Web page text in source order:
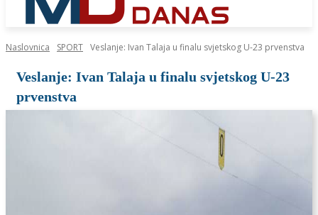
Naslovnica SPORT Veslanje: Ivan Talaja u finalu svjetskog U-23 prvenstva
Veslanje: Ivan Talaja u finalu svjetskog U-23
prvenstva